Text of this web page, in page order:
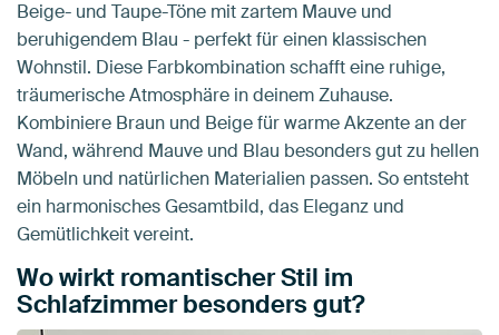
Beige- und Taupe-Töne mit zartem Mauve und
beruhigendem Blau - perfekt für einen klassischen
Wohnstil. Diese Farbkombination schafft eine ruhige,
träumerische Atmosphäre in deinem Zuhause.
Kombiniere Braun und Beige für warme Akzente an der
Wand, während Mauve und Blau besonders gut zu hellen
Möbeln und natürlichen Materialien passen. So entsteht
ein harmonisches Gesamtbild, das Eleganz und
Gemütlichkeit vereint.
Wo wirkt romantischer Stil im
Schlafzimmer besonders gut?